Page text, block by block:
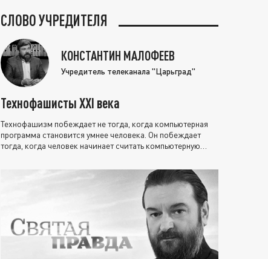
СЛОВО УЧРЕДИТЕЛЯ
КОНСТАНТИН МАЛОФЕЕВ
Учредитель телеканала "Царьград"
Технофашисты XXI века
Технофашизм побеждает не тогда, когда компьютерная
программа становится умнее человека. Он побеждает
тогда, когда человек начинает считать компьютерную